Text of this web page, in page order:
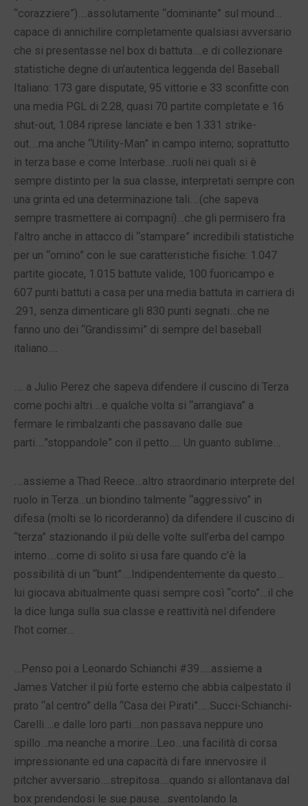
“corazziere”)….assolutamente “dominante” sul mound…
capace di annichilire completamente qualsiasi avversario
che si presentasse nel box di battuta….e di collezionare
statistiche degne di un’autentica leggenda del Baseball
Italiano: 173 gare disputate, 95 vittorie e 33 sconfitte con
una media PGL di 2.28, quasi 70 partite completate e 16
shut-out, 1.084 riprese lanciate e ben 1.331 strike-
out….ma anche “Utility-Man” in campo interno; soprattutto
in terza base e come Interbase…ruoli nei quali si è
sempre distinto per la sua classe, interpretati sempre con
una grinta ed una determinazione tali….(che sapeva
sempre trasmettere ai compagni)…che gli permisero fra
l’altro anche in attacco di “stampare” incredibili statistiche
per un “omino” con le sue caratteristiche fisiche: 1.047
partite giocate, 1.015 battute valide, 100 fuoricampo e
607 punti battuti a casa per una media battuta in carriera di
.291, senza dimenticare gli 830 punti segnati…che ne
fanno uno dei “Grandissimi” di sempre del baseball
italiano….
…. a Julio Perez che sapeva difendere il cuscino di Terza
come pochi altri….e qualche volta si “arrangiava” a
fermare le rimbalzanti che passavano dalle sue
parti….”stoppandole” con il petto….. Un guanto sublime…
….assieme a Thad Reece…altro straordinario interprete del
ruolo in Terza…un biondino talmente “aggressivo” in
difesa (molti se lo ricorderanno) da difendere il cuscino di
“terza” stazionando il più delle volte sull’erba del campo
interno….come di solito si usa fare quando c’è la
possibilità di un “bunt”….Indipendentemente da questo…
lui giocava abitualmente quasi sempre così “corto”…il che
la dice lunga sulla sua classe e reattività nel difendere
l’hot corner…
…Penso poi a Leonardo Schianchi #39…..assieme a
James Vatcher il più forte esterno che abbia calpestato il
prato “al centro” della “Casa dei Pirati”…..Succi-Schianchi-
Carelli….e dalle loro parti….non passava neppure uno
spillo…ma neanche a morire…Leo…una facilità di corsa
impressionante ed una capacità di fare innervosire il
pitcher avversario….strepitosa….quando si allontanava dal
box prendendosi le sue pause…sventolando la